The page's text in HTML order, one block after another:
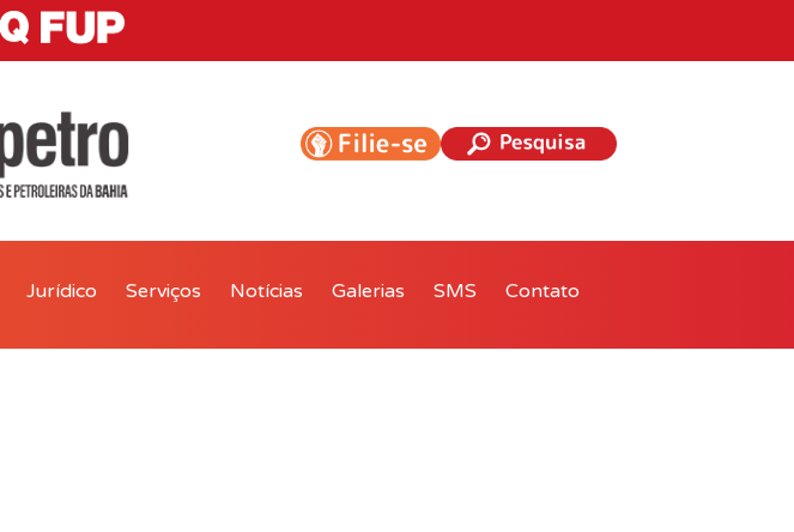
Jurídico Serviços Notícias Galerias SMS Contato